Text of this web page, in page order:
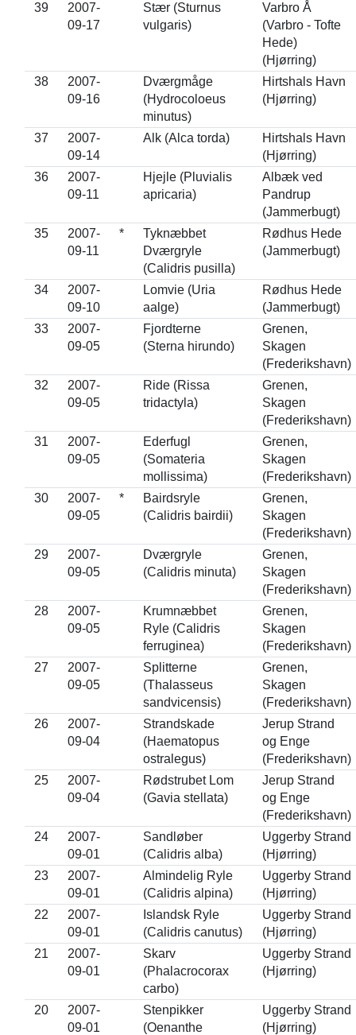
39
2007-
09-17
Stær (Sturnus
vulgaris)
Varbro Å
(Varbro - Tofte
Hede)
(Hjørring)
38
2007-
09-16
Dværgmåge
(Hydrocoloeus
minutus)
Hirtshals Havn
(Hjørring)
37
2007-
09-14
Alk (Alca torda)
Hirtshals Havn
(Hjørring)
36
2007-
09-11
Hjejle (Pluvialis
apricaria)
Albæk ved
Pandrup
(Jammerbugt)
35
2007-
09-11
*
Tyknæbbet
Dværgryle
(Calidris pusilla)
Rødhus Hede
(Jammerbugt)
34
2007-
09-10
Lomvie (Uria
aalge)
Rødhus Hede
(Jammerbugt)
33
2007-
09-05
Fjordterne
(Sterna hirundo)
Grenen,
Skagen
(Frederikshavn)
32
2007-
09-05
Ride (Rissa
tridactyla)
Grenen,
Skagen
(Frederikshavn)
31
2007-
09-05
Ederfugl
(Somateria
mollissima)
Grenen,
Skagen
(Frederikshavn)
30
2007-
09-05
*
Bairdsryle
(Calidris bairdii)
Grenen,
Skagen
(Frederikshavn)
29
2007-
09-05
Dværgryle
(Calidris minuta)
Grenen,
Skagen
(Frederikshavn)
28
2007-
09-05
Krumnæbbet
Ryle (Calidris
ferruginea)
Grenen,
Skagen
(Frederikshavn)
27
2007-
09-05
Splitterne
(Thalasseus
sandvicensis)
Grenen,
Skagen
(Frederikshavn)
26
2007-
09-04
Strandskade
(Haematopus
ostralegus)
Jerup Strand
og Enge
(Frederikshavn)
25
2007-
09-04
Rødstrubet Lom
(Gavia stellata)
Jerup Strand
og Enge
(Frederikshavn)
24
2007-
09-01
Sandløber
(Calidris alba)
Uggerby Strand
(Hjørring)
23
2007-
09-01
Almindelig Ryle
(Calidris alpina)
Uggerby Strand
(Hjørring)
22
2007-
09-01
Islandsk Ryle
(Calidris canutus)
Uggerby Strand
(Hjørring)
21
2007-
09-01
Skarv
(Phalacrocorax
carbo)
Uggerby Strand
(Hjørring)
20
2007-
09-01
Stenpikker
(Oenanthe
Uggerby Strand
(Hjørring)